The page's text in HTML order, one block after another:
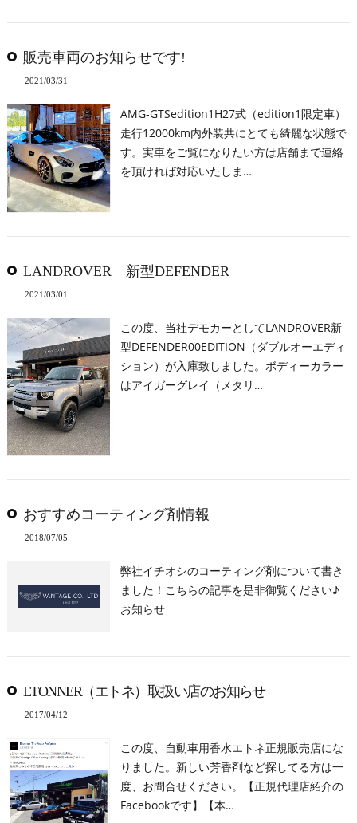
販売車両のお知らせです!
2021/03/31
AMG-GTSedition1H27式（edition1限定車）
走行12000km内外装共にとても綺麗な状態で
す。実車をご覧になりたい方は店舗まで連絡
を頂ければ対応いたしま…
LANDROVER 新型DEFENDER
2021/03/01
この度、当社デモカーとしてLANDROVER新
型DEFENDER00EDITION（ダブルオーエディ
ション）が入庫致しました。ボディーカラー
はアイガーグレイ（メタリ…
おすすめコーティング剤情報
2018/07/05
弊社イチオシのコーティング剤について書き
ました！こちらの記事を是非御覧ください♪
お知らせ
ETONNER（エトネ）取扱い店のお知らせ
2017/04/12
この度、自動車用香水エトネ正規販売店にな
りました。新しい芳香剤など探してる方は一
度、お問合せください。【正規代理店紹介の
Facebookです】【本…